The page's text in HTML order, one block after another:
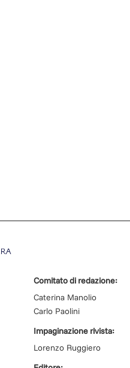
Comitato di redazione:
Caterina Manolio
Carlo Paolini
Impaginazione rivista:
Lorenzo Ruggiero